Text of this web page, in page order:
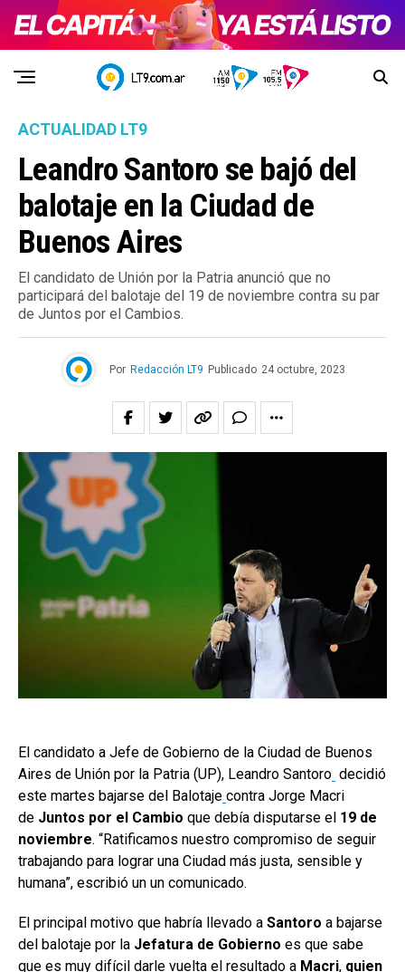
ACTUALIDAD LT9
Leandro Santoro se bajó del
balotaje en la Ciudad de
Buenos Aires
El candidato de Unión por la Patria anunció que no
participará del balotaje del 19 de noviembre contra su par
de Juntos por el Cambios.
Por Redacción LT9 Publicado 24 octubre, 2023
El candidato a Jefe de Gobierno de la Ciudad de Buenos
Aires de Unión por la Patria (UP), Leandro Santoro decidió
este martes bajarse del Balotaje contra Jorge Macri
de Juntos por el Cambio que debía disputarse el 19 de
noviembre. “Ratificamos nuestro compromiso de seguir
trabajando para lograr una Ciudad más justa, sensible y
humana”, escribió un un comunicado.
El principal motivo que habría llevado a Santoro a bajarse
del balotaje por la Jefatura de Gobierno es que sabe
que es muy difícil darle vuelta el resultado a Macri, quien